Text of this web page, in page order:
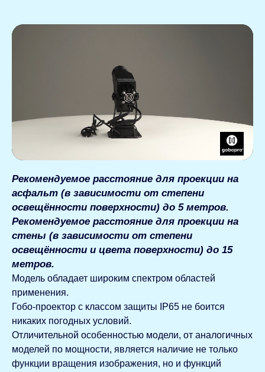
Рекомендуемое расстояние для проекции на
асфальт (в зависимости от степени
освещённости поверхности) до 5 метров.
Рекомендуемое расстояние для проекции на
стены (в зависимости от степени
освещённости и цвета поверхности) до 15
метров.
Модель обладает широким спектром областей
применения.
Гобо-проектор с классом защиты IP65 не боится
никаких погодных условий.
Отличительной особенностью модели, от аналогичных
моделей по мощности, является наличие не только
функции вращения изображения, но и функций